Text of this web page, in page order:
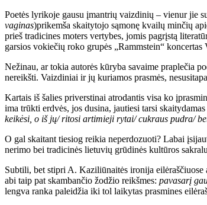
Poetės lyrikoje gausu įmantrių vaizdinių – vienur jie
vaginas)prikemša skaitytojo sąmonę kvailų minčių
prieš tradicines moters vertybes, jomis pagrįstą
garsios vokiečių roko grupės „Rammstein“
Nežinau, ar tokia autorės kūryba savaime praplečia
nereikšti. Vaizdiniai ir jų kuriamos prasmės,
Kartais iš šalies priverstinai atrodantis visa ko
ima trūkti erdvės, jos dusina, jautiesi tarsi
keikėsi, o iš jų/ ritosi artimieji rytai/ cukraus pudra/
O gal skaitant tiesiog reikia neperdozuoti? Labai
nerimo bei tradicinės lietuvių grūdinės kultūros
Subtili, bet stipri A. Kaziliūnaitės ironija eilėraščiuose
abi taip pat skambančio žodžio reikšmes: pavasarį
lengva ranka paleidžia iki tol laikytas prasmines